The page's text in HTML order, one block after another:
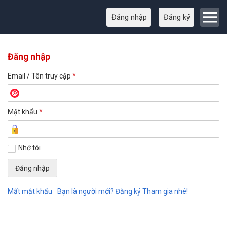
Đăng nhập Đăng ký
Đăng nhập
Email / Tên truy cập *
Mật khẩu *
Nhớ tôi
Mất mật khẩu Bạn là người mới? Đăng ký Tham gia nhé!